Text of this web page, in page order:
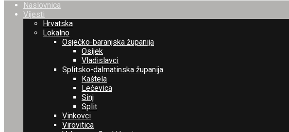
Naslovnica
Vijesti
Hrvatska
Lokalno
Osječko-baranjska županija
Osijek
Vladislavci
Splitsko-dalmatinska županija
Kaštela
Lećevica
Sinj
Split
Vinkovci
Virovitica